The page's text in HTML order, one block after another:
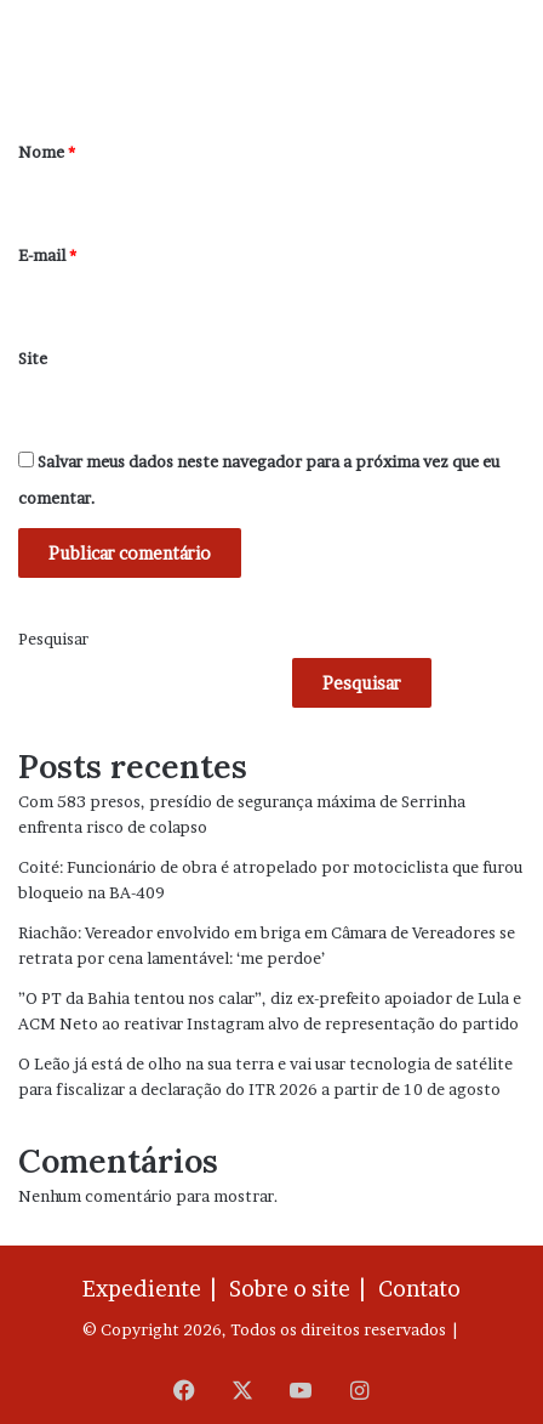
r
*
Nome*
E-mail*
Site
Salvar meus dados neste navegador para a próxima vez que eu
comentar.
Pesquisar
Pesquisar
Posts recentes
Com 583 presos, presídio de segurança máxima de Serrinha
enfrenta risco de colapso
Coité: Funcionário de obra é atropelado por motociclista que furou
bloqueio na BA-409
Riachão: Vereador envolvido em briga em Câmara de Vereadores se
retrata por cena lamentável: ‘me perdoe’
”O PT da Bahia tentou nos calar”, diz ex-prefeito apoiador de Lula e
ACM Neto ao reativar Instagram alvo de representação do partido
O Leão já está de olho na sua terra e vai usar tecnologia de satélite
para fiscalizar a declaração do ITR 2026 a partir de 10 de agosto
Comentários
Nenhum comentário para mostrar.
Expediente | Sobre o site | Contato
© Copyright 2026, Todos os direitos reservados |
Facebook YouTubeInstagram